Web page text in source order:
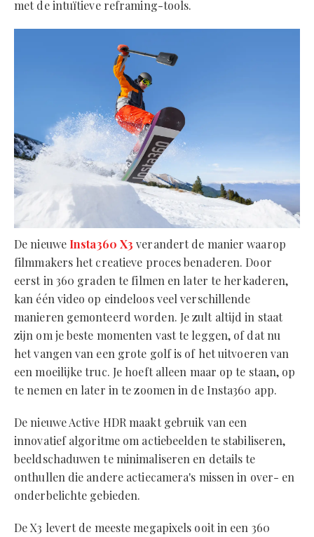
met de intuïtieve reframing-tools.
De nieuwe Insta360 X3 verandert de manier waarop
filmmakers het creatieve proces benaderen. Door
eerst in 360 graden te filmen en later te herkaderen,
kan één video op eindeloos veel verschillende
manieren gemonteerd worden. Je zult altijd in staat
zijn om je beste momenten vast te leggen, of dat nu
het vangen van een grote golf is of het uitvoeren van
een moeilijke truc. Je hoeft alleen maar op te staan, op
te nemen en later in te zoomen in de Insta360 app.
De nieuwe Active HDR maakt gebruik van een
innovatief algoritme om actiebeelden te stabiliseren,
beeldschaduwen te minimaliseren en details te
onthullen die andere actiecamera's missen in over- en
onderbelichte gebieden.
De X3 levert de meeste megapixels ooit in een 360